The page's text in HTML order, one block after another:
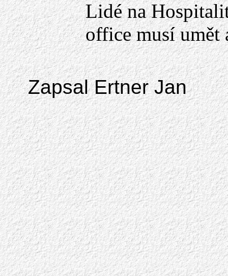
Lidé na
office musí umět
Zapsal Ertner Jan